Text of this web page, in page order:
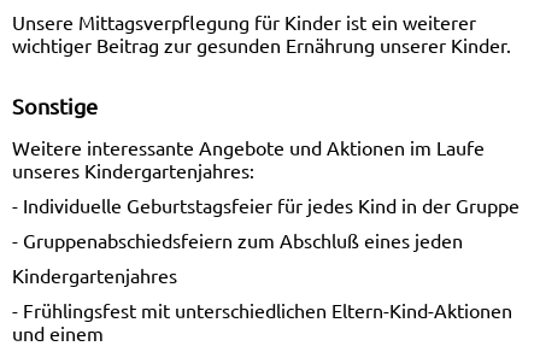
Unsere Mittagsverpflegung für Kinder ist ein weiterer
wichtiger Beitrag zur gesunden Ernährung unserer Kinder.
Sonstige
Weitere interessante Angebote und Aktionen im Laufe
unseres Kindergartenjahres:
- Individuelle Geburtstagsfeier für jedes Kind in der Gruppe
- Gruppenabschiedsfeiern zum Abschluß eines jeden
Kindergartenjahres
- Frühlingsfest mit unterschiedlichen Eltern-Kind-Aktionen
und einem